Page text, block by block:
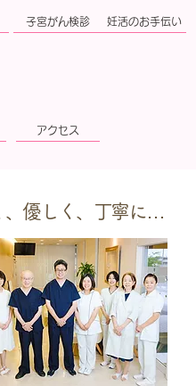
子宮がん検診 妊活のお手伝い
アクセス
、優しく、丁寧に…